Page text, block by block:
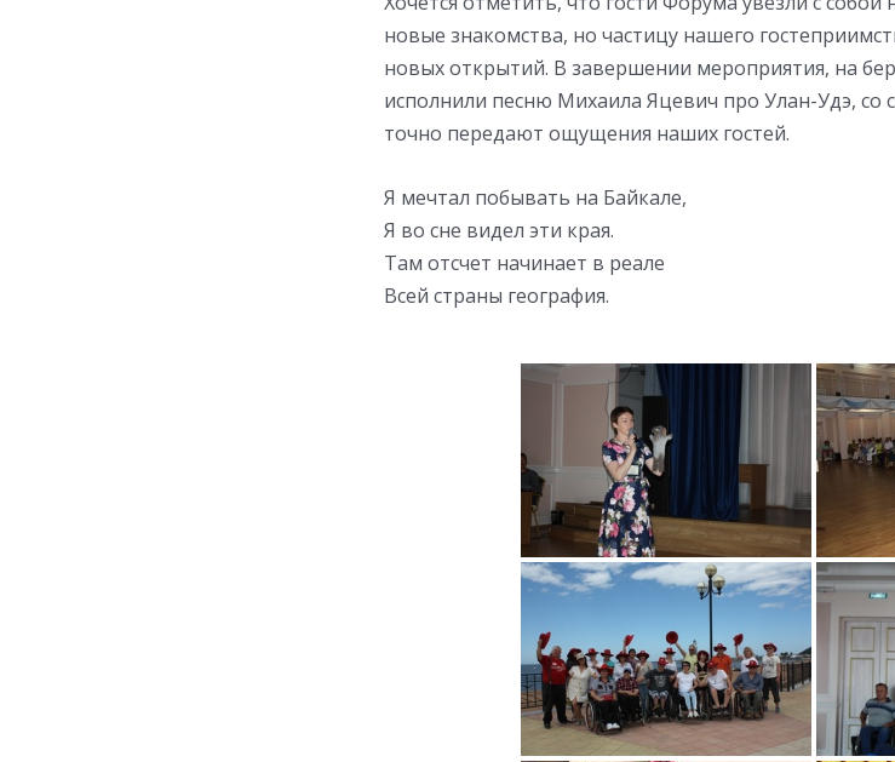
новые знакомства, но частицу нашего
новых открытий. В завершении мероприятия, на
исполнили песню Михаила Яцевич про Улан-Удэ,
точно передают ощущения наших гостей.
Я мечтал побывать на Байкале,
Я во сне видел эти края.
Там отсчет начинает в реале
Всей страны география.